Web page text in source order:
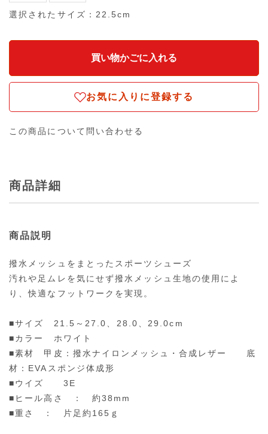
選択されたサイズ：22.5cm
お気に入りに登録する
この商品について問い合わせる
商品詳細
商品説明
撥水メッシュをまとったスポーツシューズ
汚れや足ムレを気にせず撥水メッシュ生地の使用によ
り、快適なフットワークを実現。
■サイズ 21.5～27.0、28.0、29.0cm
■カラー ホワイト
■素材 甲皮：撥水ナイロンメッシュ・合成レザー 底
材：EVAスポンジ体成形
■ウイズ 3E
■ヒール高さ ： 約38mm
■重さ ： 片足約165ｇ